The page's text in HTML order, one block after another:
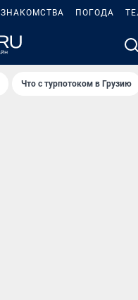
ЗНАКОМСТВА ПОГОДА
Что с турпотоком в Грузию